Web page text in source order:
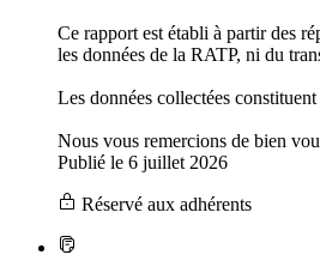
Ce rapport est établi à partir des
les données de la RATP, ni du
Les données collectées
Nous vous remercions de bien
Publié le 6 juillet 2026
Réservé aux adhérents